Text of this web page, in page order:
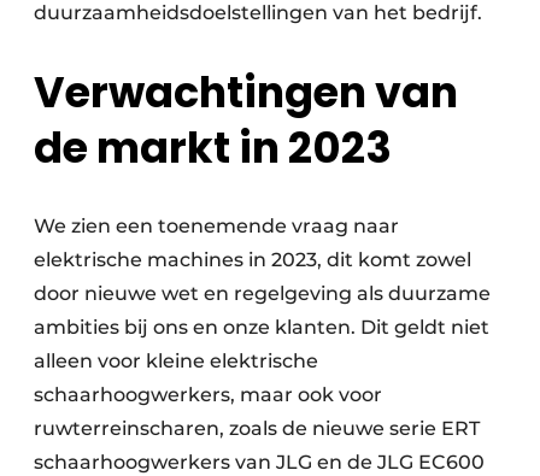
duurzaamheidsdoelstellingen van het bedrijf.
Verwachtingen van
de markt in 2023
We zien een toenemende vraag naar
elektrische machines in 2023, dit komt zowel
door nieuwe wet en regelgeving als duurzame
ambities bij ons en onze klanten. Dit geldt niet
alleen voor kleine elektrische
schaarhoogwerkers, maar ook voor
ruwterreinscharen, zoals de nieuwe serie ERT
schaarhoogwerkers van JLG en de JLG EC600